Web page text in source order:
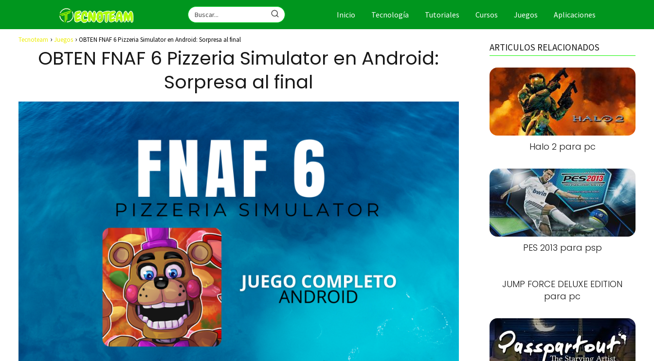
Inicio Tecnología Tutoriales Cursos Juegos Aplicaciones
Tecnoteam Juegos OBTEN FNAF 6 Pizzeria Simulator en Android: Sorpresa al final
OBTEN FNAF 6 Pizzeria Simulator en Android:
Sorpresa al final
ARTICULOS RELACIONADOS
Halo 2 para pc
PES 2013 para psp
JUMP FORCE DELUXE EDITION
para pc